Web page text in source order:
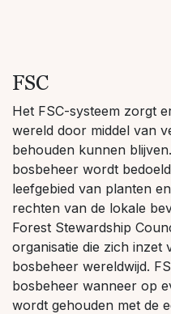
FSC
Het FSC-systeem zorgt
wereld door middel van
behouden kunnen
bosbeheer wordt
leefgebied van planten
rechten van de lokale
Forest Stewardship
organisatie die zich
bosbeheer wereldwijd.
bosbeheer wanneer op
wordt gehouden met de